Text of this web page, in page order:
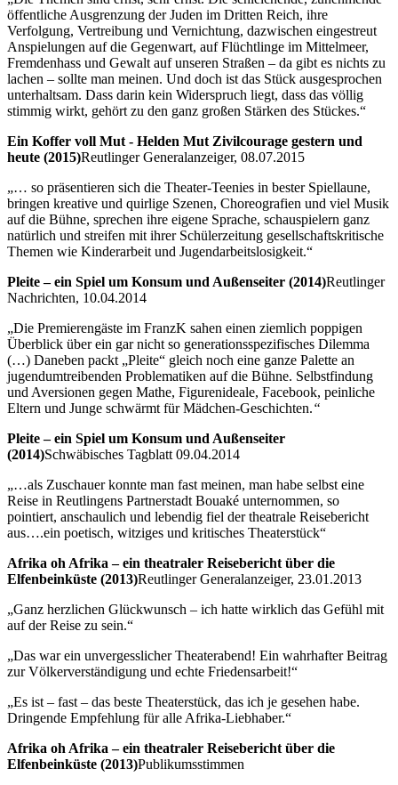
öffentliche Ausgrenzung der Juden im Dritten Reich, ihre
Verfolgung, Vertreibung und Vernichtung, dazwischen eingestreut
Anspielungen auf die Gegenwart, auf Flüchtlinge im Mittelmeer,
Fremdenhass und Gewalt auf unseren Straßen – da gibt es nichts zu
lachen – sollte man meinen. Und doch ist das Stück ausgesprochen
unterhaltsam. Dass darin kein Widerspruch liegt, dass das völlig
stimmig wirkt, gehört zu den ganz großen Stärken des Stückes.“
Ein Koffer voll Mut - Helden Mut Zivilcourage gestern und
heute (2015)Reutlinger Generalanzeiger, 08.07.2015
„… so präsentieren sich die Theater-Teenies in bester Spiellaune,
bringen kreative und quirlige Szenen, Choreografien und viel Musik
auf die Bühne, sprechen ihre eigene Sprache, schauspielern ganz
natürlich und streifen mit ihrer Schülerzeitung gesellschaftskritische
Themen wie Kinderarbeit und Jugendarbeitslosigkeit.“
Pleite – ein Spiel um Konsum und Außenseiter (2014)Reutlinger
Nachrichten, 10.04.2014
„Die Premierengäste im FranzK sahen einen ziemlich poppigen
Überblick über ein gar nicht so generationsspezifisches Dilemma
(…) Daneben packt „Pleite“ gleich noch eine ganze Palette an
jugendumtreibenden Problematiken auf die Bühne. Selbstfindung
und Aversionen gegen Mathe, Figurenideale, Facebook, peinliche
Eltern und Junge schwärmt für Mädchen-Geschichten.“
Pleite – ein Spiel um Konsum und Außenseiter
(2014)Schwäbisches Tagblatt 09.04.2014
„…als Zuschauer konnte man fast meinen, man habe selbst eine
Reise in Reutlingens Partnerstadt Bouaké unternommen, so
pointiert, anschaulich und lebendig fiel der theatrale Reisebericht
aus….ein poetisch, witziges und kritisches Theaterstück“
Afrika oh Afrika – ein theatraler Reisebericht über die
Elfenbeinküste (2013)Reutlinger Generalanzeiger, 23.01.2013
„Ganz herzlichen Glückwunsch – ich hatte wirklich das Gefühl mit
auf der Reise zu sein.“
„Das war ein unvergesslicher Theaterabend! Ein wahrhafter Beitrag
zur Völkerverständigung und echte Friedensarbeit!“
„Es ist – fast – das beste Theaterstück, das ich je gesehen habe.
Dringende Empfehlung für alle Afrika-Liebhaber.“
Afrika oh Afrika – ein theatraler Reisebericht über die
Elfenbeinküste (2013)Publikumsstimmen